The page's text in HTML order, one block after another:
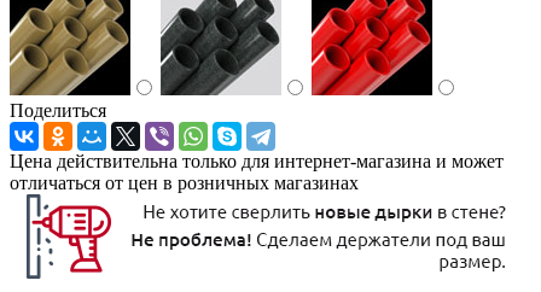
Поделиться
Цена действительна только для интернет-магазина и может
отличаться от цен в розничных магазинах